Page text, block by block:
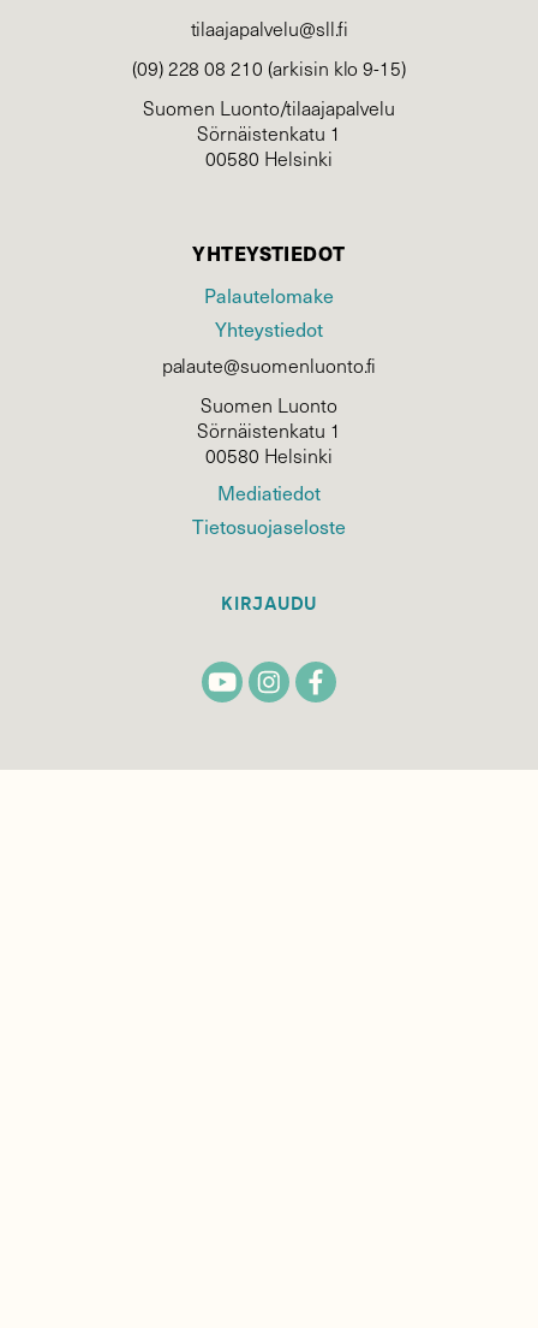
tilaajapalvelu@sll.fi
(09) 228 08 210 (arkisin klo 9-15)
Suomen Luonto/tilaajapalvelu
Sörnäistenkatu 1
00580 Helsinki
YHTEYSTIEDOT
Palautelomake
Yhteystiedot
palaute@suomenluonto.fi
Suomen Luonto
Sörnäistenkatu 1
00580 Helsinki
Mediatiedot
Tietosuojaseloste
KIRJAUDU